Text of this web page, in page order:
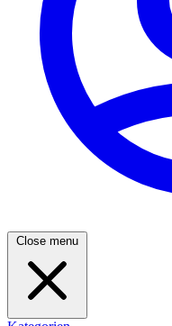
Close menu